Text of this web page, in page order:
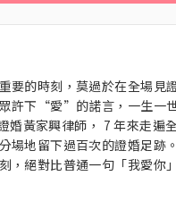
要的時刻，莫過於在全場見
許下“愛”的諾言，一生一
婚黃家興律師， 7 年來走遍
場地留下過百次的證婚足跡
，絕對比普通一句「我愛你